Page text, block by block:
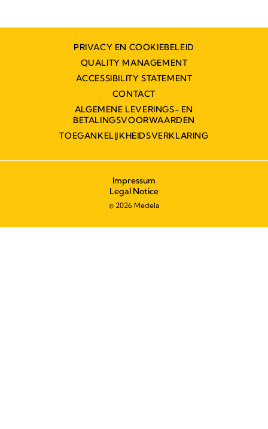
PRIVACY EN COOKIEBELEID
QUALITY MANAGEMENT
ACCESSIBILITY STATEMENT
CONTACT
ALGEMENE LEVERINGS- EN
BETALINGSVOORWAARDEN
TOEGANKELIJKHEIDSVERKLARING
Impressum
Legal Notice
© 2026 Medela